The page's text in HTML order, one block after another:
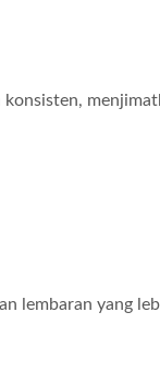
lembaran yang